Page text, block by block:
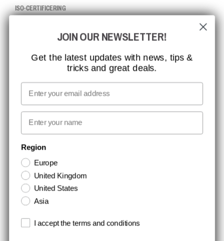
ISO-CERTIFICERING
MISSION, VISION OG VÆRDIER
KONTAKT
JOB HOS CCBSAFETY
MEDIA
VI TAGER ANSVAR
NYHEDSBREV TILMELDING
Hold dig opdateret med gode tilbud og produktnyheder. Din e-mail
opbevares sikkert og du kan til enhver tid
JOIN OUR NEWSLETTER!
Get the latest updates with news, tips &
tricks and great deals.
Email
First name
Region
Europe
United Kingdom
United States
Asia
Terms and conditions
I accept the terms and conditions